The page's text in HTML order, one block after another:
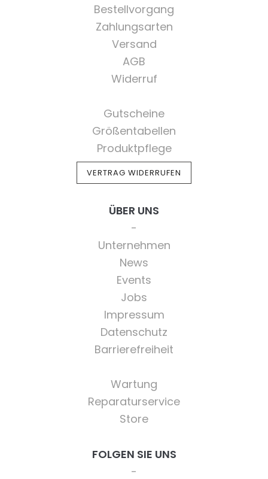
Bestellvorgang
Zahlungsarten
Versand
AGB
Widerruf
Gutscheine
Größentabellen
Produktpflege
VERTRAG WIDERRUFEN
ÜBER UNS
Unternehmen
News
Events
Jobs
Impressum
Datenschutz
Barrierefreiheit
Wartung
Reparaturservice
Store
FOLGEN SIE UNS